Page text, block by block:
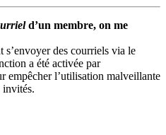
d’un membre, on me
s’envoyer des courriels via le
a été activée par
empêcher l’utilisation malveillante
invités.